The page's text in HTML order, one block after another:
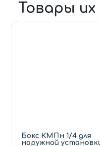
Товары
Бокс КМПн 1/4 для
наружной